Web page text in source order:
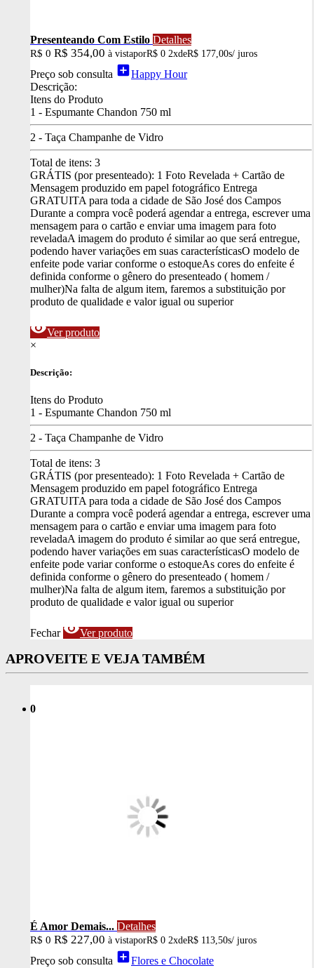
Presenteando Com Estilo Detalhes
R$ 0 R$ 354,00 à vistaporR$ 0 2xdeR$ 177,00s/ juros
Preço sob consulta add_boxHappy Hour
Descrição:
Itens do Produto
1 - Espumante Chandon 750 ml
2 - Taça Champanhe de Vidro
Total de itens: 3
GRÁTIS (por presenteado): 1 Foto Revelada + Cartão de
Mensagem produzido em papel fotográfico Entrega
GRATUITA para toda a cidade de São José dos Campos
Durante a compra você poderá agendar a entrega, escrever uma
mensagem para o cartão e enviar uma imagem para foto
reveladaA imagem do produto é similar ao que será entregue,
podendo haver variações em suas característicasO modelo de
enfeite pode variar conforme o estoqueAs cores do enfeite é
definida conforme o gênero do presenteado ( homem /
mulher)Na falta de algum item, faremos a substituição por
produto de qualidade e valor igual ou superior
visibilityVer produto
×
Descrição:
Itens do Produto
1 - Espumante Chandon 750 ml
2 - Taça Champanhe de Vidro
Total de itens: 3
GRÁTIS (por presenteado): 1 Foto Revelada + Cartão de
Mensagem produzido em papel fotográfico Entrega
GRATUITA para toda a cidade de São José dos Campos
Durante a compra você poderá agendar a entrega, escrever uma
mensagem para o cartão e enviar uma imagem para foto
reveladaA imagem do produto é similar ao que será entregue,
podendo haver variações em suas característicasO modelo de
enfeite pode variar conforme o estoqueAs cores do enfeite é
definida conforme o gênero do presenteado ( homem /
mulher)Na falta de algum item, faremos a substituição por
produto de qualidade e valor igual ou superior
Fechar visibilityVer produto
APROVEITE E VEJA TAMBÉM
0
É Amor Demais... Detalhes
R$ 0 R$ 227,00 à vistaporR$ 0 2xdeR$ 113,50s/ juros
Preço sob consulta add_boxFlores e Chocolate